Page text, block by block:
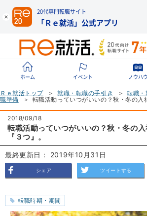
20代専門転職サイト
「Ｒｅ就活」公式アプリ
ホーム イベント ノウハウ
Ｒｅ就活トップ 就職・転職の手引き
転職・
職準備
転職活動っていつがいいの？秋・冬の入
2018/09/18
転職活動っていつがいいの？秋・冬の
『３つ』。
最終更新日： 2019年10月31日
シェア ツイートする
転職時期・期間